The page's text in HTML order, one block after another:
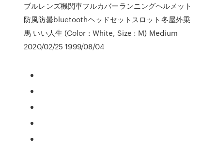
ブルレンズ機関車フルカバーランニングヘルメット
防風防曇bluetoothヘッドセットスロット冬屋外乗
馬 いい人生 (Color : White, Size : M) Medium
2020/02/25 1999/08/04